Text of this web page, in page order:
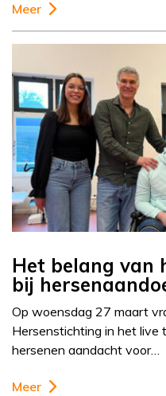
Meer
Het belang van
bij
Op woensdag 27 maart
Hersenstichting in het live
hersenen aandacht voor…
Meer